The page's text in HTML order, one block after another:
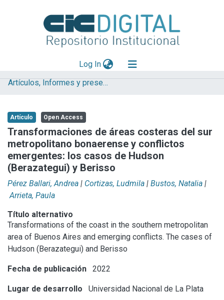
Log In(current)
Explorar
Aportar material
Statistics
Artículos, Informes y presentaciones en Congresos LINTA
Artículo Open Access
Transformaciones de áreas costeras del sur
metropolitano bonaerense y conflictos
emergentes: los casos de Hudson
(Berazategui) y Berisso
Pérez Ballari, Andrea | Cortizas, Ludmila | Bustos, Natalia |
Arrieta, Paula
Título alternativo
Transformations of the coast in the southern metropolitan
area of Buenos Aires and emerging conflicts. The cases of
Hudson (Berazategui) and Berisso
Fecha de publicación 2022
Lugar de desarrollo Universidad Nacional de La Plata